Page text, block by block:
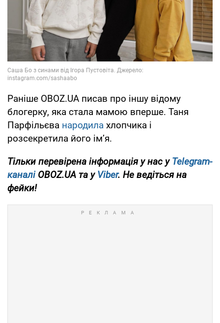
Раніше OBOZ.UA писав про іншу відому
блогерку, яка стала мамою вперше. Таня
Парфільєва народила хлопчика і
розсекретила його імʼя.
Тільки перевірена інформація у нас уTelegram-
каналіOBOZ.UA та уViber. Не ведіться на
фейки!